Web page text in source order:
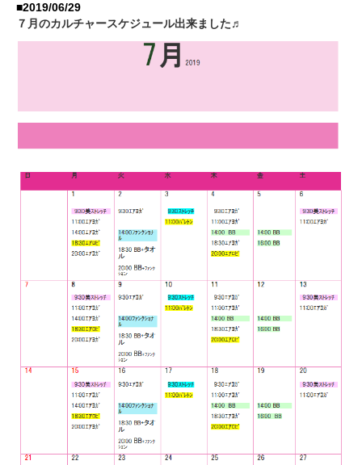
エアリアルヨガ マスターストレッチ
パーソナルトレーニング
料金表
お問い合わせ CONTACT
■2019/06/29
７月のカルチャースケジュール出来ました♬